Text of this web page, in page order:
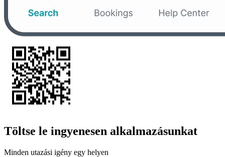
Töltse le ingyenesen alkalmazásunkat
Minden utazási igény egy helyen